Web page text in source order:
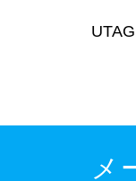
メ